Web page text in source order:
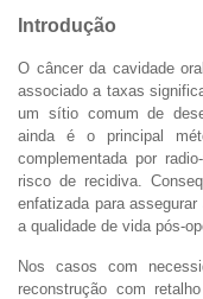
Introdução
O câncer da cavidade
associado a taxas
um sítio comum de
ainda é o principal
complementada por
risco de recidiva.
enfatizada para
a qualidade de vida pós-
Nos casos com
reconstrução com